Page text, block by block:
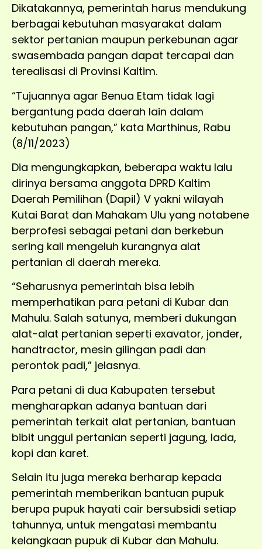
Dikatakannya, pemerintah harus mendukung
berbagai kebutuhan masyarakat dalam
sektor pertanian maupun perkebunan agar
swasembada pangan dapat tercapai dan
terealisasi di Provinsi Kaltim.
“Tujuannya agar Benua Etam tidak lagi
bergantung pada daerah lain dalam
kebutuhan pangan,” kata Marthinus, Rabu
(8/11/2023)
Dia mengungkapkan, beberapa waktu lalu
dirinya bersama anggota DPRD Kaltim
Daerah Pemilihan (Dapil) V yakni wilayah
Kutai Barat dan Mahakam Ulu yang notabene
berprofesi sebagai petani dan berkebun
sering kali mengeluh kurangnya alat
pertanian di daerah mereka.
“Seharusnya pemerintah bisa lebih
memperhatikan para petani di Kubar dan
Mahulu. Salah satunya, memberi dukungan
alat-alat pertanian seperti exavator, jonder,
handtractor, mesin gilingan padi dan
perontok padi,” jelasnya.
Para petani di dua Kabupaten tersebut
mengharapkan adanya bantuan dari
pemerintah terkait alat pertanian, bantuan
bibit unggul pertanian seperti jagung, lada,
kopi dan karet.
Selain itu juga mereka berharap kepada
pemerintah memberikan bantuan pupuk
berupa pupuk hayati cair bersubsidi setiap
tahunnya, untuk mengatasi membantu
kelangkaan pupuk di Kubar dan Mahulu.